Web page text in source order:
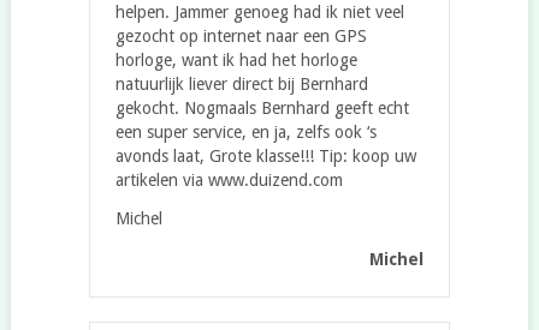
helpen. Jammer genoeg had ik niet veel
gezocht op internet naar een GPS
horloge, want ik had het horloge
natuurlijk liever direct bij Bernhard
gekocht. Nogmaals Bernhard geeft echt
een super service, en ja, zelfs ook ‘s
avonds laat, Grote klasse!!! Tip: koop uw
artikelen via www.duizend.com
Michel
Michel